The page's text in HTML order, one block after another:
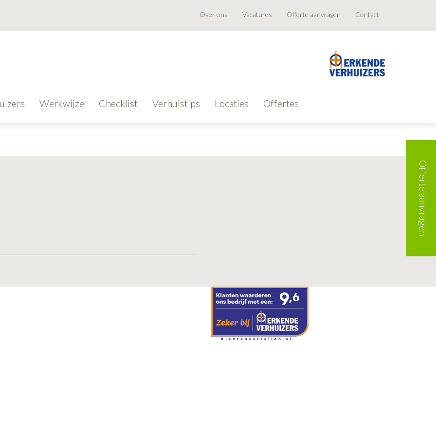
Contact
Offerte aanvragen
Vacatures
Over ons
Werkwijze Checklist Verhuistips Locaties Offertes
Offerte aanvragen